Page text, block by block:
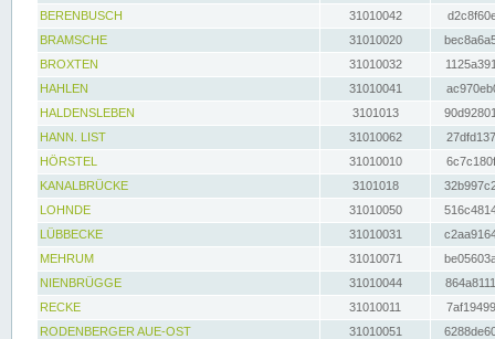
BERENBUSCH
31010042
BRAMSCHE
31010020
BROXTEN
31010032
HAHLEN
31010041
HALDENSLEBEN
3101013
HANN. LIST
31010062
HÖRSTEL
31010010
KANALBRÜCKE
3101018
LOHNDE
31010050
LÜBBECKE
31010031
MEHRUM
31010071
NIENBRÜGGE
31010044
RECKE
31010011
RODENBERGER AUE-OST
31010051